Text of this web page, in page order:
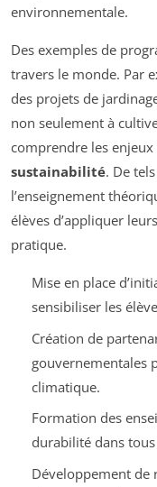
environnementale.
Des exemples de
travers le monde. Par
des projets de
non seulement à
comprendre les enjeux
sustainabilité. De
l’enseignement
élèves d’appliquer
pratique.
Mise en place
sensibiliser les
Création de
gouvernementales
climatique.
Formation des
durabilité dans
Développement de